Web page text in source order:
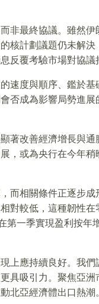
非最終協議。雖然伊
核計劃議題仍未解決
反覆考驗市場對協議
速度與順序、鑑於
否成為影響局勢進展
著改善經濟增長與通
，或為央行在今年稍
而相關條件正逐步成
對較低，這種韌性在
第一季實現盈利按年
上應持續良好。我們
具吸引力。聚焦亞洲
北亞經濟體出口熱潮